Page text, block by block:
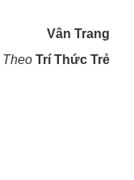
Vân Trang
Theo Trí Thức Trẻ